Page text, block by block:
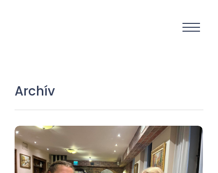
Archív